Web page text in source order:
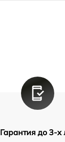
Гарантия до 3-х